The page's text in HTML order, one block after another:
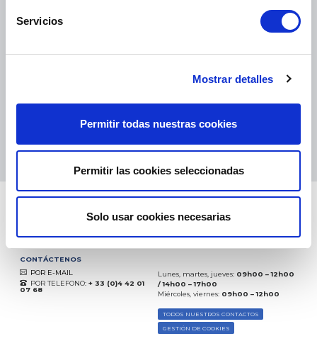
Servicios
Mostrar detalles
Permitir todas nuestras cookies
Permitir las cookies seleccionadas
Solo usar cookies necesarias
PAQUETES PEQUEÑOS: TNT, GÉODIS, FRANCE EXPRESS, DPD
eKomi
Excelente:4.5/5
Basado en37850 opiniones
(desde 2018)
CONTÁCTENOS
POR E-MAIL
POR TELEFONO: + 33 (0)4 42 01
07 68
Lunes, martes, jueves: 09h00 – 12h00
/ 14h00 – 17h00
Miércoles, viernes: 09h00 – 12h00
TODOS NUESTROS CONTACTOS
GESTIÓN DE COOKIES